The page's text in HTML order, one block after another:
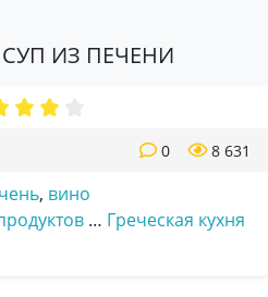
ИЗ ПЕЧЕНИ
8 631
0
, вино
… Греческая кухня